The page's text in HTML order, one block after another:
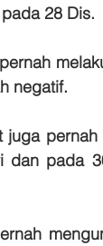
28 Dis.
negatif.
juga
dan pada